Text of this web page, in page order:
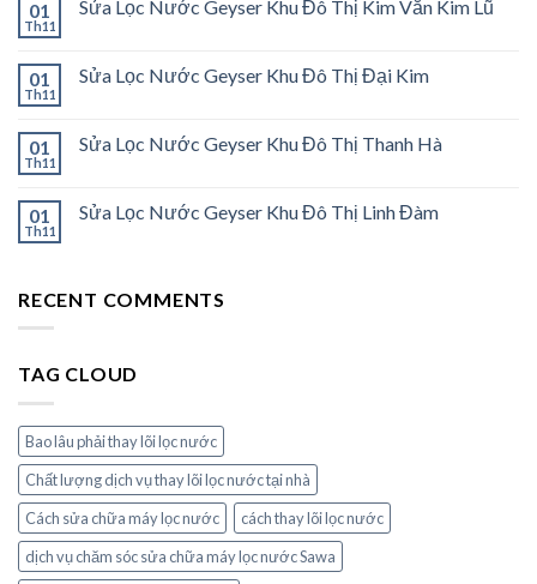
01
Th11
Sửa Lọc Nước Geyser Khu Đô Thị Kim Văn Kim Lũ
01
Th11
Sửa Lọc Nước Geyser Khu Đô Thị Đại Kim
01
Th11
Sửa Lọc Nước Geyser Khu Đô Thị Thanh Hà
01
Th11
Sửa Lọc Nước Geyser Khu Đô Thị Linh Đàm
RECENT COMMENTS
TAG CLOUD
Bao lâu phải thay lõi lọc nước
Chất lượng dịch vụ thay lõi lọc nước tại nhà
Cách sửa chữa máy lọc nước
cách thay lõi lọc nước
dịch vụ chăm sóc sửa chữa máy lọc nước Sawa